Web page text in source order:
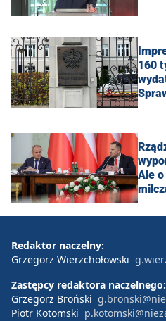
160
Ale
Redaktor naczelny:
Grzegorz Wierzchołowski
Zastępcy redaktora naczelnego:
Grzegorz Broński
Piotr Kotomski